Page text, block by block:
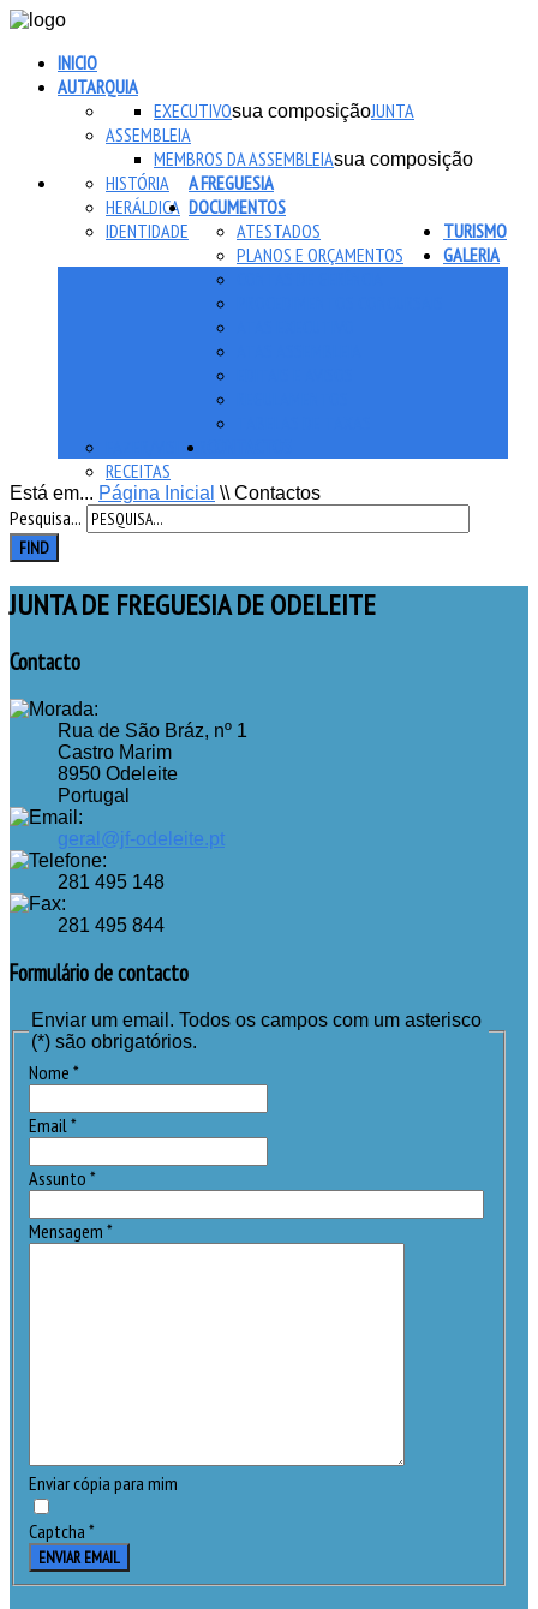
INICIO
AUTARQUIA
JUNTA
EXECUTIVOsua composição
ASSEMBLEIA
MEMBROS DA ASSEMBLEIAsua composição
A FREGUESIA
HISTÓRIA
HERÁLDICA
IDENTIDADE
DOCUMENTOS
ATESTADOS
PLANOS E ORÇAMENTOS
TURISMO
FAZER/VISITAR
RECEITAS
GALERIA
Está em... Página Inicial \\ Contactos
Pesquisa...
FIND
JUNTA DE FREGUESIA DE ODELEITE
Contacto
Rua de São Bráz, nº 1
Castro Marim
8950 Odeleite
Portugal
geral@jf-odeleite.pt
281 495 148
281 495 844
Formulário de contacto
Enviar um email. Todos os campos com um asterisco
(*) são obrigatórios.
Nome *
Email *
Assunto *
Mensagem *
Enviar cópia para mim
Captcha *
ENVIAR EMAIL